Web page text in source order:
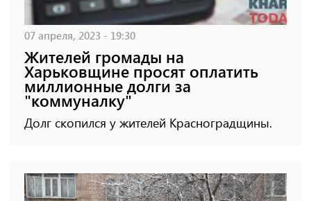
07 апреля, 2023 - 19:30
Жителей громады на
Харьковщине просят оплатить
миллионные долги за
"коммуналку"
Долг скопился у жителей Красноградщины.